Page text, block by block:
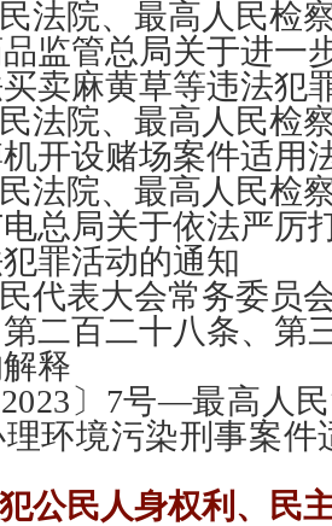
法院、最高人民检
监管总局关于进一
卖麻黄草等违法犯
法院、最高人民检
开设赌场案件适用
法院、最高人民检
总局关于依法严厉
罪活动的通知
代表大会常务委员
二百二十八条、第
释
〕7号—最高人
环境污染刑事案件
犯公民人身权利、民